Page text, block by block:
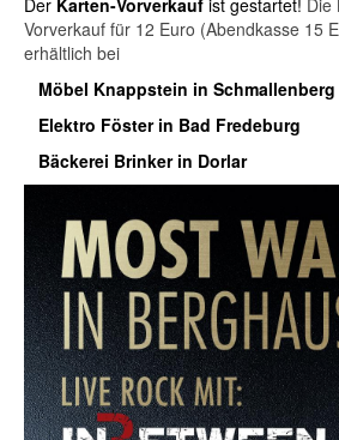
Vorverkauf für 12 Euro (Abendkasse 15
erhältlich bei
Möbel Knappstein in Schmallenberg
Elektro Föster in Bad Fredeburg
Bäckerei Brinker in Dorlar